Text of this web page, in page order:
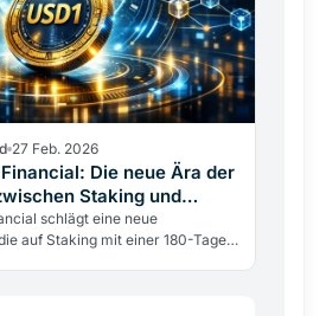
27 Feb. 2026
Die neue Ära der
Staking und
schlägt eine neue
auf Staking mit einer 180-Tage-